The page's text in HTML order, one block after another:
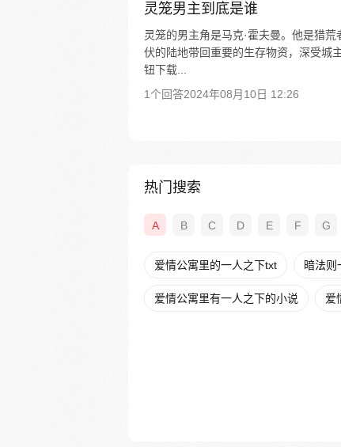
灵笼男主到底是谁
灵笼的男主角是马克·霍夫曼。他是猎
伏的陆地带回重要的生存物资，深受城
钮下载...
1个回答2024年08月10日 12:26
热门搜索
A B C D E F G
爱情公寓里的一人之下txt 暗法则
爱情公寓里有一人之下的小说 爱